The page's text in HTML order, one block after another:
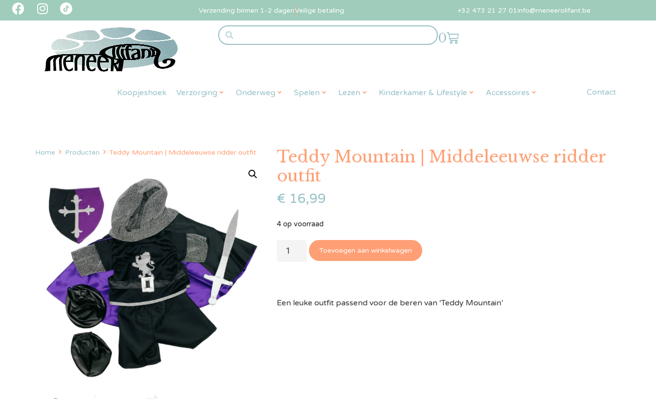
Verzending binnen 1-2 dagenVeilige betaling +32 473 21 27 01info@meneerolifant.be
0
Koopjeshoek Verzorging Onderweg Spelen Lezen Kinderkamer & Lifestyle Accessoires Contact
Home Producten Teddy Mountain | Middeleeuwse ridder outfit
Teddy Mountain | Middeleeuwse ridder
outfit
€ 16,99
4 op voorraad
Toevoegen aan winkelwagen
Een leuke outfit passend voor de beren van ‘Teddy Mountain’